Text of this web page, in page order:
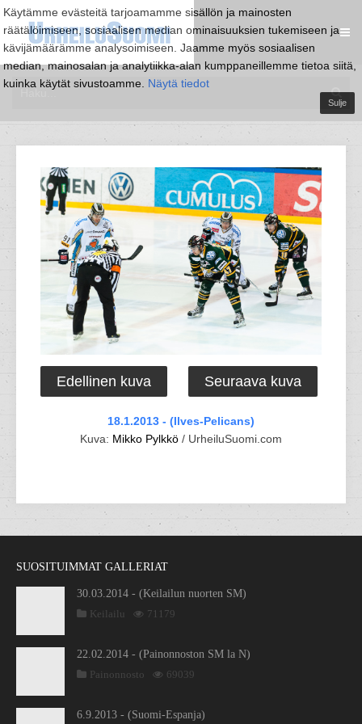
Käytämme evästeitä tarjoamamme sisällön ja mainosten
räätälöimiseen, sosiaalisen median ominaisuuksien tukemiseen ja
kävijämäärämme analysoimiseen. Jaamme myös sosiaalisen
median, mainosalan ja analytiikka-alan kumppaneillemme tietoa siitä,
kuinka käytät sivustoamme. Näytä tiedot
Sulje
Edellinen kuva Seuraava kuva
18.1.2013 - (Ilves-Pelicans)
Kuva: Mikko Pylkkö / UrheiluSuomi.com
SUOSITUIMMAT GALLERIAT
30.03.2014 - (Keilailun nuorten SM)
Keilailu
71179
22.02.2014 - (Painonnoston SM la N)
Painonnosto
69039
6.9.2013 - (Suomi-Espanja)